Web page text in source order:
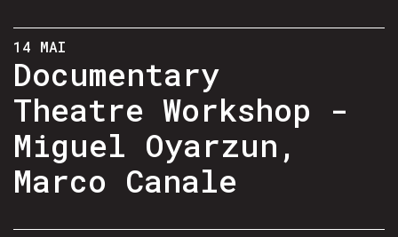
14 MAI
Documentary
Theatre Workshop -
Miguel Oyarzun,
Marco Canale